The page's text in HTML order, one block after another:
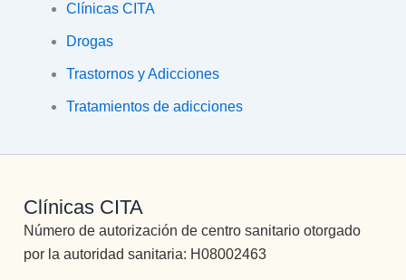
Clínicas CITA
Drogas
Trastornos y Adicciones
Tratamientos de adicciones
Clínicas CITA
Número de autorización de centro sanitario otorgado
por la autoridad sanitaria: H08002463